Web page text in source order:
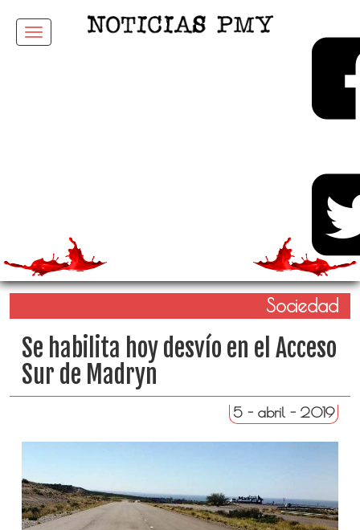
Menu
Sociedad
Se habilita hoy desvío en el Acceso
Sur de Madryn
5 - abril - 2019